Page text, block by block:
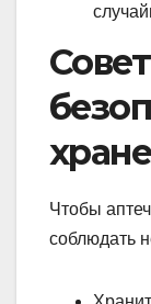
Чтобы
соблюдать